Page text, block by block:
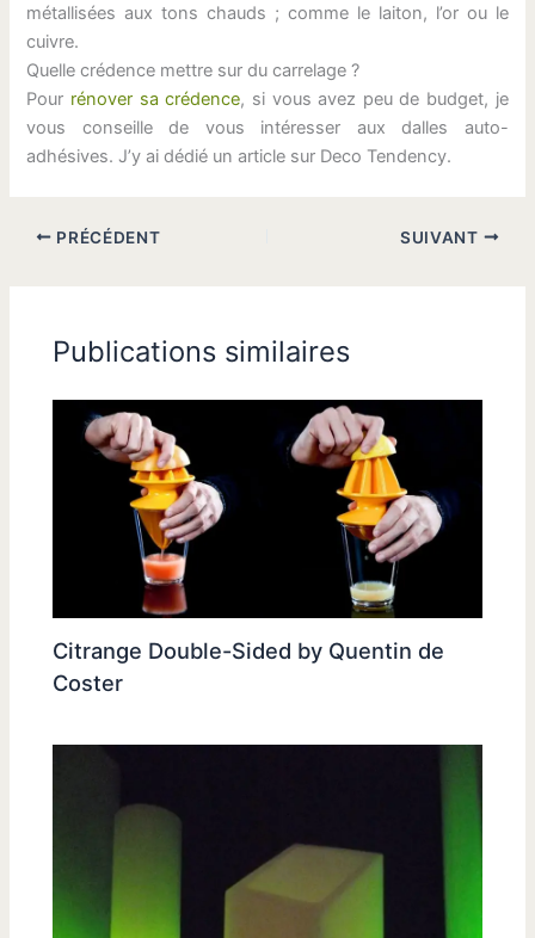
métallisées aux tons chauds ; comme le laiton, l’or ou le
cuivre.
Quelle crédence mettre sur du carrelage ?
Pour rénover sa crédence, si vous avez peu de budget, je
vous conseille de vous intéresser aux dalles auto-
adhésives. J’y ai dédié un article sur Deco Tendency.
PRÉCÉDENT SUIVANT
Publications similaires
Citrange Double-Sided by Quentin de
Coster